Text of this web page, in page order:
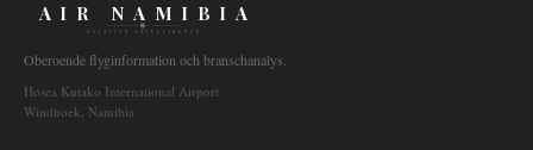
AIR NAMIBIA
AVIATION INTELLIGENCE
Oberoende flyginformation och branschanalys.
Hosea Kutako International Airport
Windhoek, Namibia